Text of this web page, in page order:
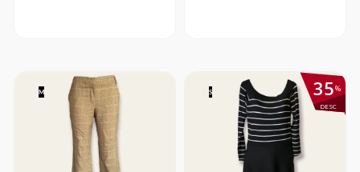
M S %
DESC
35